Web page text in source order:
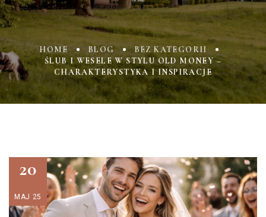
HOME BLOG
BEZ KATEGORII
ŚLUB I WESELE W STYLU OLD MONEY –
CHARAKTERYSTYKA I INSPIRACJE
20
MAJ 25